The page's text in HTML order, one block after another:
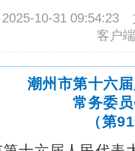
10-31 09:54:23
客户端
潮州市第十六
常务委
（第